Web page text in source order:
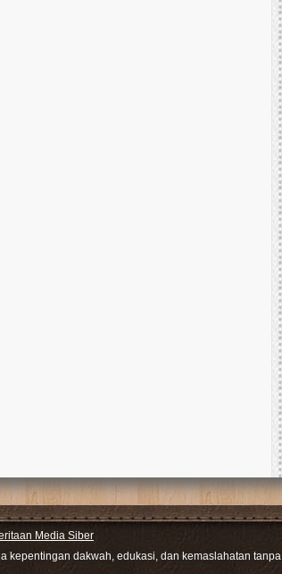
Media Siber
kepentingan dakwah, edukasi, dan kemaslahatan tanpa